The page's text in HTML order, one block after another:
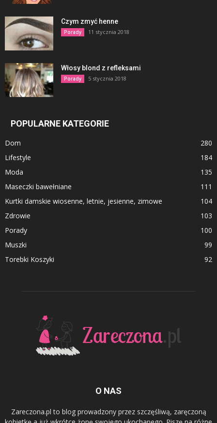
Czym zmyć henne
Porady 11 stycznia 2018
Włosy blond z refleksami
Porady 5 stycznia 2018
POPULARNE KATEGORIE
Dom
280
Lifestyle
184
Moda
135
Maseczki bawełniane
111
Kurtki damskie wiosenne, letnie, jesienne, zimowe
104
Zdrowie
103
Porady
100
Muszki
99
Torebki Koszyki
92
O NAS
Zareczona.pl to blog prowadzony przez szczęśliwą, zaręczoną